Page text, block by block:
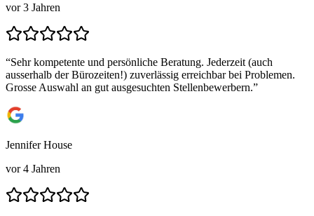
vor 3 Jahren
“Sehr kompetente und persönliche Beratung. Jederzeit (auch
ausserhalb der Bürozeiten!) zuverlässig erreichbar bei Problemen.
Grosse Auswahl an gut ausgesuchten Stellenbewerbern.”
Jennifer House
vor 4 Jahren